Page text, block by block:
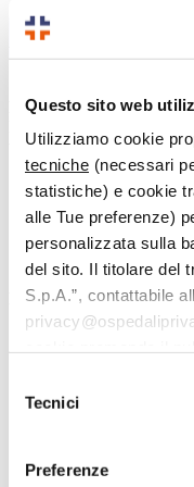
Questo sito web
Utilizziamo cookie
tecniche (necessari
statistiche) e cookie
alle Tue preferenze)
personalizzata sulla
del sito. Il titolare del
S.p.A.”, contattabile
gestire le tue
delTecnici
Preferenze
Attività di
Rinnovo Patente di
visita muniti di:
Attestazione del
PagoPA.
Fototessera a colori
Patente in possesso
Codice fiscale
Procedura per il
Accedere al “
proprie credenziali
“Accesso ai
online PagoPA”.
Dopo aver